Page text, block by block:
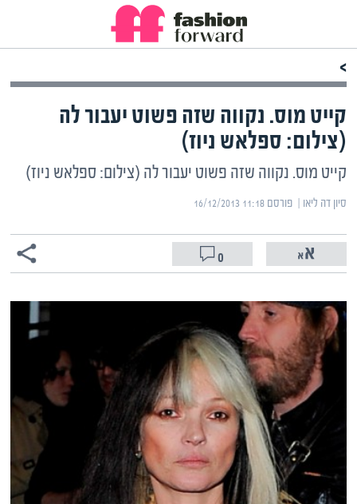
>
קייט מוס. נקווה שזה פשוט יעבור לה
(צילום: ספלאש ניוז)
קייט מוס. נקווה שזה פשוט יעבור לה (צילום: ספלאש ניוז)
סיון דה ליאו | ‏פורסם ‎16/12/2013 11:18
0